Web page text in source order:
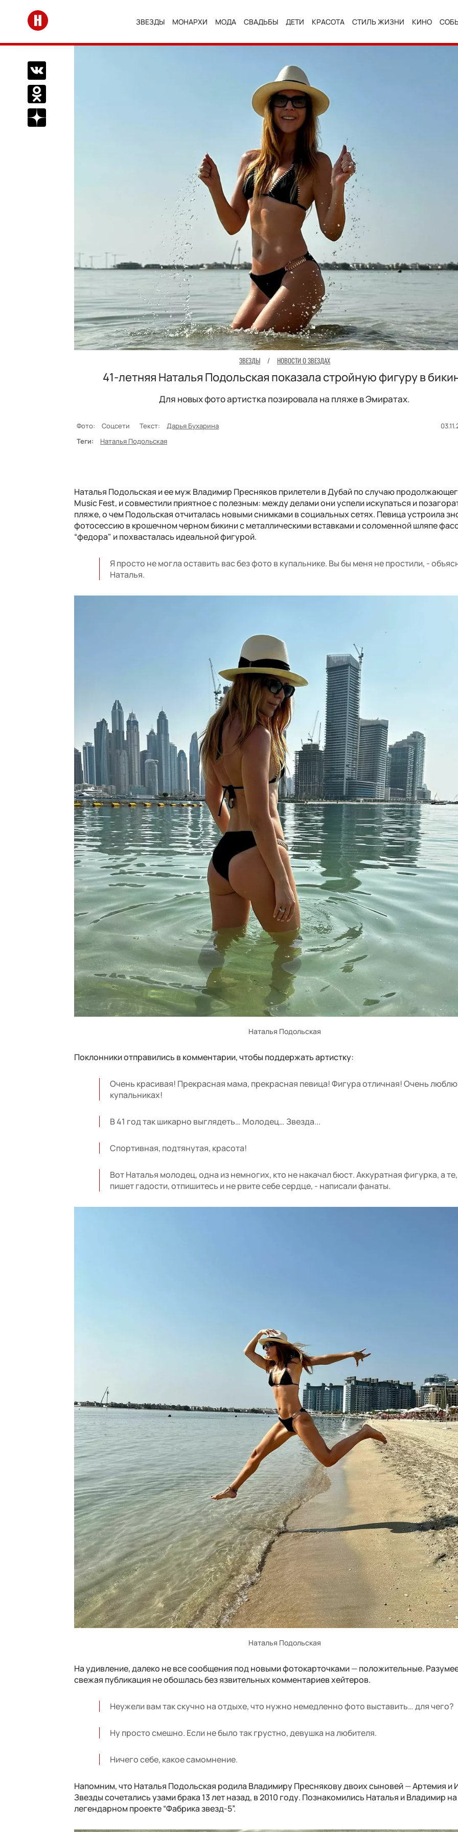
Перейти на главную
ЗВЕЗДЫ МОНАРХИ МОДА СВАДЬБЫ ДЕТИ КРАСОТА СТИЛЬ ЖИЗНИ КИНО
Поделиться Вконтакте
Поделиться в Одноклассниках
Подписаться на нас в Дзен
ЗВЕЗДЫ / НОВОСТИ О ЗВЕЗДАХ
41-летняя Наталья Подольская показала стройную фигуру в
Для новых фото артистка позировала на пляже в Эмиратах.
Фото: Соцсети Текст: Дарья Бухарина
Теги:
Наталья Подольская
Наталья Подольская и ее муж Владимир Пресняков прилетели в Дубай по случаю
Music Fest, и совместили приятное с полезным: между делами они успели искупаться и
пляже, о чем Подольская отчиталась новыми снимками в социальных сетях. Певица устроила
фотосессию в крошечном черном бикини с металлическими вставками и соломенной шляпе
“федора" и похвасталась идеальной фигурой.
Я просто не могла оставить вас без фото в купальнике. Вы бы меня не простили, -
Наталья.
Наталья Подольская
Поклонники отправились в комментарии, чтобы поддержать артистку:
Очень красивая! Прекрасная мама, прекрасная певица! Фигура отличная! Очень
купальниках!
В 41 год так шикарно выглядеть… Молодец… Звезда...
Спортивная, подтянутая, красота!
Вот Наталья молодец, одна из немногих, кто не накачал бюст. Аккуратная фигурка, а
пишет гадости, отпишитесь и не рвите себе сердце, - написали фанаты.
Наталья Подольская
На удивление, далеко не все сообщения под новыми фотокарточками—положительные.
свежая публикация не обошлась без язвительных комментариев хейтеров.
Неужели вам так скучно на отдыхе, что нужно немедленно фото выставить… для чего?
Ну просто смешно. Если не было так грустно, девушка на любителя.
Ничего себе, какое самомнение.
Напомним, что Наталья Подольская родила Владимиру Преснякову двоих сыновей—Артемия и
Звезды сочетались узами брака 13 лет назад, в 2010 году. Познакомились Наталья и Владимир на
легендарном проекте “Фабрика звезд-5”.